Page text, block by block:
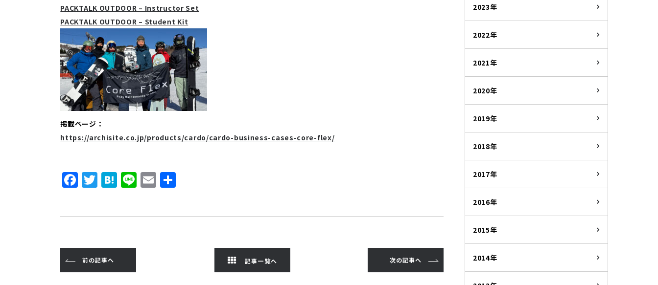
PACKTALK OUTDOOR – Instructor Set
PACKTALK OUTDOOR – Student Kit
掲載ページ：
https://archisite.co.jp/products/cardo/cardo-business-cases-core-flex/
F
a
c
b
o
o
T
w
it
e
r
H
a
t
n
Li
n
e
E
m
ai
前の記事へ 記事一覧へ 次の記事へ
2023年
2022年
2021年
2020年
2019年
2018年
2017年
2016年
2015年
2014年